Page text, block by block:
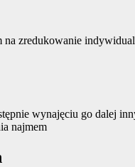
zredukowanie
wynajęciu go dalej
najmem